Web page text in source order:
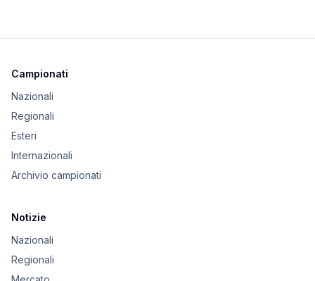
Campionati
Nazionali
Regionali
Esteri
Internazionali
Archivio campionati
Notizie
Nazionali
Regionali